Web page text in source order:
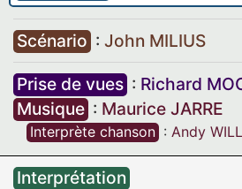
Scénario : John MILIUS
Prise de vues : Richard
Musique : Maurice JARRE
Interprète chanson : Andy
Interprétation